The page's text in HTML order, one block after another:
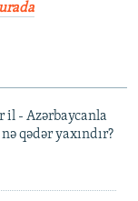
il - Azərbaycanla
qədər yaxındır?